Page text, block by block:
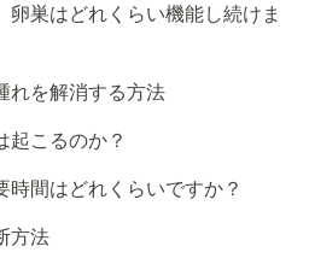
巣はどれくらい機能し続けま
れを解消する方法
起こるのか？
間はどれくらいですか？
方法